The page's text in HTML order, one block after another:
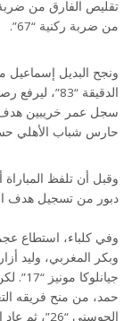
تقليص الفارق من
من ضربة ركنية “67”.
ونجح البديل إسماعيل
سجل عمر خريبين هدف
حارس شباب الأهلي حسن
وقبل أن تلفظ
دبور من تسجيل هدف
وفي كلباء، استطاع
وبكر المغربي، وليد
حمد، من منح فريقه
الحوسني